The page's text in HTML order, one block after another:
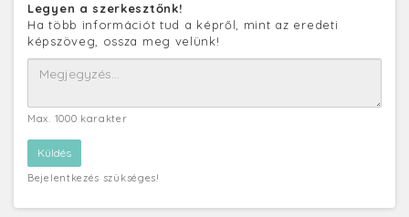
Legyen a szerkesztőnk!
Ha több információt tud a képről, mint az eredeti
képszöveg, ossza meg velünk!
Max. 1000 karakter
Bejelentkezés szükséges!